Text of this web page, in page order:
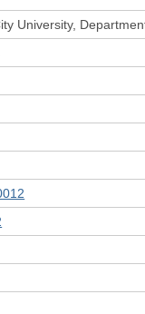
University,